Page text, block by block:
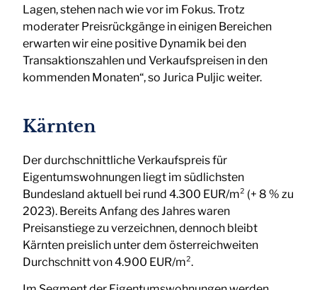
Lagen, stehen nach wie vor im Fokus. Trotz
moderater Preisrückgänge in einigen Bereichen
erwarten wir eine positive Dynamik bei den
Transaktionszahlen und Verkaufspreisen in den
kommenden Monaten“, so Jurica Puljic weiter.
Kärnten
Der durchschnittliche Verkaufspreis für
Eigentumswohnungen liegt im südlichsten
Bundesland aktuell bei rund 4.300 EUR/m² (+ 8 % zu
2023). Bereits Anfang des Jahres waren
Preisanstiege zu verzeichnen, dennoch bleibt
Kärnten preislich unter dem österreichweiten
Durchschnitt von 4.900 EUR/m².